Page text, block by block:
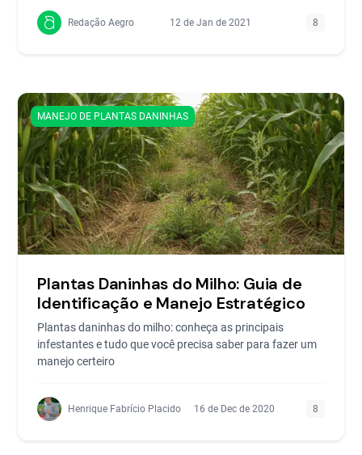
Redação Aegro 12 de Jan de 2021 8
MANEJO DE PLANTAS DANINHAS
Plantas Daninhas do Milho: Guia de
Identificação e Manejo Estratégico
Plantas daninhas do milho: conheça as principais
infestantes e tudo que você precisa saber para fazer um
manejo certeiro
Henrique Fabrício Placido 16 de Dec de 2020 8